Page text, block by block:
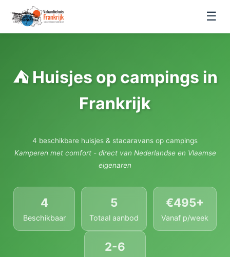
☰
⛺ Huisjes op campings in
Frankrijk
4 beschikbare huisjes & stacaravans op campings
Kamperen met comfort - direct van Nederlandse en Vlaamse
eigenaren
4
Beschikbaar
5
Totaal aanbod
€495+
Vanaf p/week
2-6